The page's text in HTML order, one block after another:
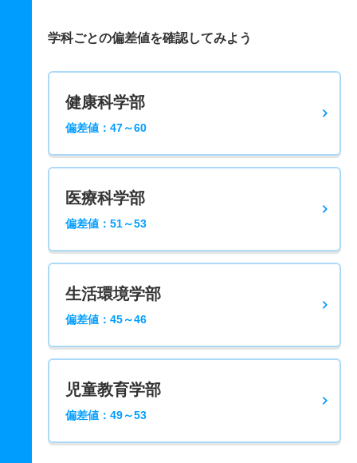
学科ごとの偏差値を確認してみよう
健康科学部
偏差値：47～60
医療科学部
偏差値：51～53
生活環境学部
偏差値：45～46
児童教育学部
偏差値：49～53